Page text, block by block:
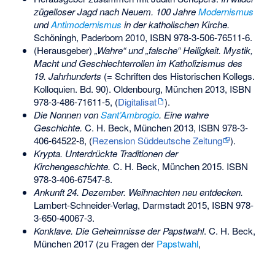
zügelloser Jagd nach Neuem. 100 JahreModernismus
undAntimodernismus in der katholischen Kirche.
Schöningh, Paderborn 2010, ISBN 978-3-506-76511-6.
(Herausgeber) „Wahre“ und „falsche“ Heiligkeit. Mystik,
Macht und Geschlechterrollen im Katholizismus des
19. Jahrhunderts (= Schriften des Historischen Kollegs.
Kolloquien. Bd. 90). Oldenbourg, München 2013, ISBN
978-3-486-71611-5, (Digitalisat
).
Die Nonnen vonSant’Ambrogio. Eine wahre
Geschichte. C. H. Beck, München 2013, ISBN 978-3-
406-64522-8, (Rezension Süddeutsche Zeitung
).
Krypta. Unterdrückte Traditionen der
Kirchengeschichte. C. H. Beck, München 2015. ISBN
978-3-406-67547-8.
Ankunft 24. Dezember. Weihnachten neu entdecken.
Lambert-Schneider-Verlag, Darmstadt 2015, ISBN 978-
3-650-40067-3.
Konklave. Die Geheimnisse der Papstwahl. C. H. Beck,
München 2017 (zu Fragen der Papstwahl,